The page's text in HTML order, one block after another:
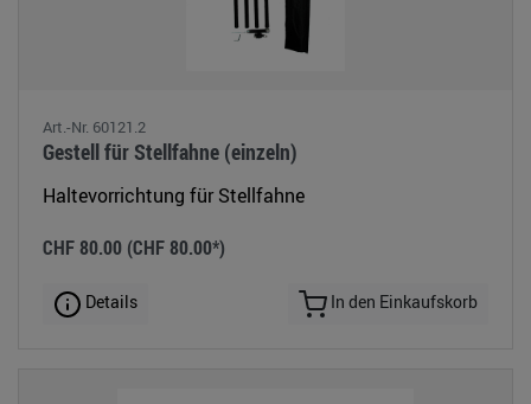
Art.-Nr. 60121.2
Gestell für Stellfahne (einzeln)
Haltevorrichtung für Stellfahne
CHF 80.00 (CHF 80.00*)
Details In den Einkaufskorb